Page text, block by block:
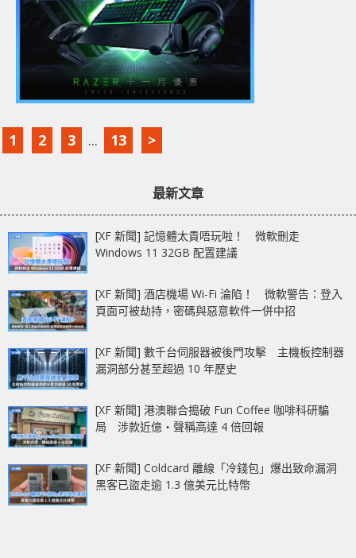
1 2 3 ... 13 >
最新文章
[XF 新聞] 記憶體太貴唔玩啦！ 微軟刪走
Windows 11 32GB 配置建議
[XF 新聞] 酒店機場 Wi-Fi 淪陷！ 微軟警告：登入
頁面可被劫持，密碼與惡意軟件一併中招
[XF 新聞] 數千台伺服器被後門攻擊 主機板控制器
漏洞部分甚至超過 10 年歷史
[XF 新聞] 港澳聯合搗破 Fun Coffee 咖啡科研騙
局 涉款近億‧聲稱高達 4 倍回報
[XF 新聞] Coldcard 離線「冷錢包」爆出致命漏洞
黑客已盜走逾 1.3 億美元比特幣